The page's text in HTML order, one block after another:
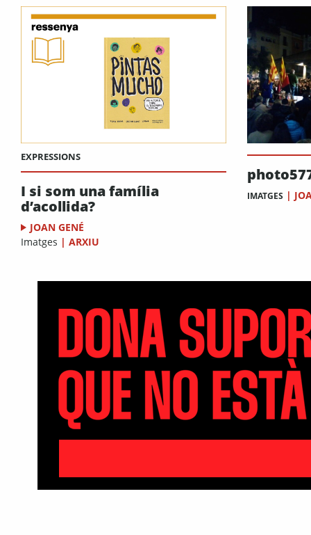
EXPRESSIONS
I si som una família
d’acollida?
JOAN GENÉ
Imatges | ARXIU
IMATGES |